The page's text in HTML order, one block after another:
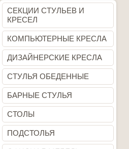
СЕКЦИИ СТУЛЬЕВ И
КРЕСЕЛ
КОМПЬЮТЕРНЫЕ КРЕСЛА
ДИЗАЙНЕРСКИЕ КРЕСЛА
СТУЛЬЯ ОБЕДЕННЫЕ
БАРНЫЕ СТУЛЬЯ
СТОЛЫ
ПОДСТОЛЬЯ